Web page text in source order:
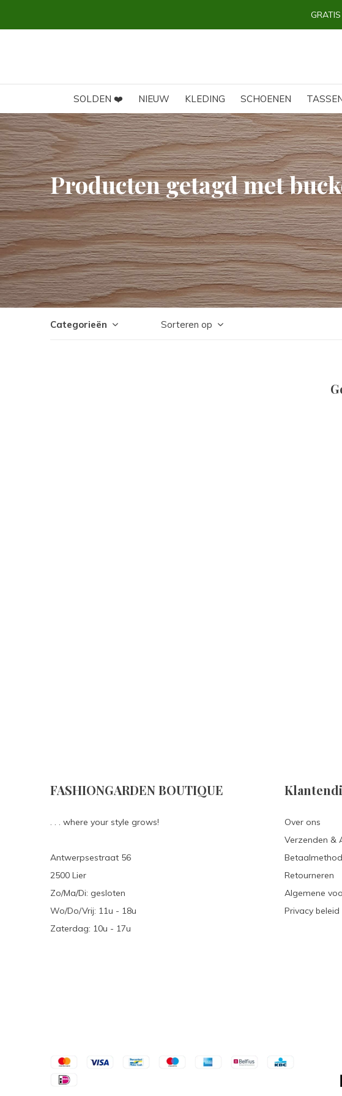
SOLDEN ❤️ NIEUW KLEDING SCHOENEN
Producten getagd met
Categorieën Sorteren op
FASHIONGARDEN BOUTIQUE
. . . where your style grows!
Antwerpsestraat 56
2500 Lier
Zo/Ma/Di: gesloten
Wo/Do/Vrij: 11u - 18u
Zaterdag: 10u - 17u
Over ons
Verzenden &
Retourneren
Algemene
Privacy beleid